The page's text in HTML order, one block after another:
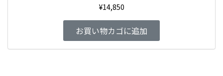
¥14,850
お買い物カゴに追加